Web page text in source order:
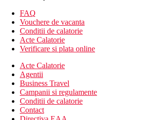
restaurant a la carte
bar
loc de joaca pentru copii
parcare
activitati sportive
Descrierea plajei
plaja publica cu nisip si pietris
sezlonguri si umbrele (contra cost)
Activitati sportive gratuite
FAQ
Vouchere de vacanta
Conditii de calatorie
Acte Calatorie
Verificare si plata online
Acte Calatorie
Agentii
Business Travel
Campanii si regulamente
Conditii de calatorie
Contact